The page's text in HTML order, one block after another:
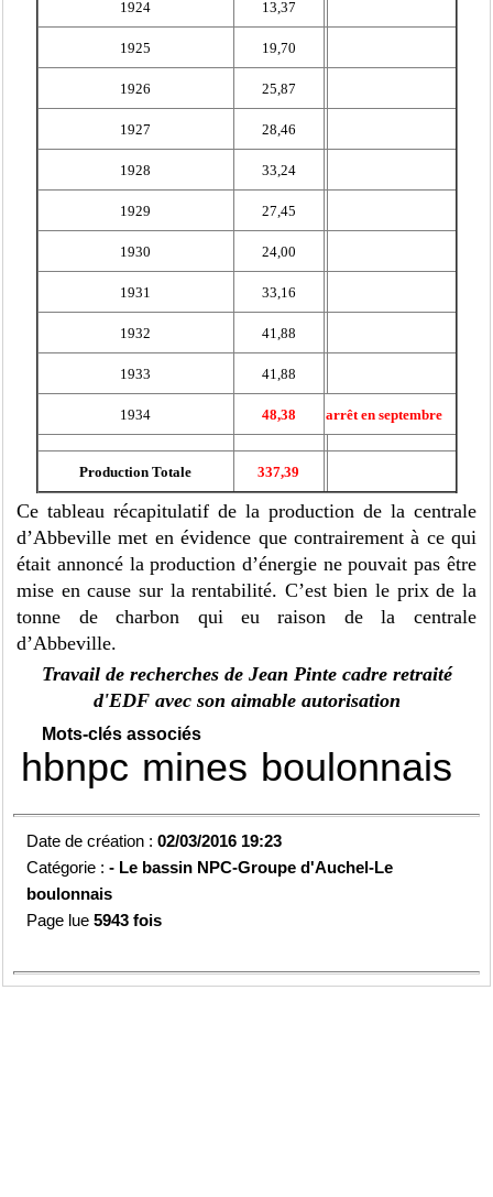
1924 13,37
1925 19,70
1926 25,87
1927 28,46
1928 33,24
1929 27,45
1930 24,00
1931 33,16
1932 41,88
1933 41,88
1934 48,38 arrêt en septembre
Production Totale 337,39
Ce tableau récapitulatif de la production de la centrale
d’Abbeville met en évidence que contrairement à ce qui
était annoncé la production d’énergie ne pouvait pas être
mise en cause sur la rentabilité. C’est bien le prix de la
tonne de charbon qui eu raison de la centrale
d’Abbeville.
Travail de recherches de Jean Pinte cadre retraité
d'EDF avec son aimable autorisation
Mots-clés associés
hbnpc mines boulonnais
Date de création :02/03/2016 19:23
Catégorie :- Le bassin NPC-Groupe d'Auchel-Le
boulonnais
Page lue5943 fois